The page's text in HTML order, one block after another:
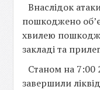
Внаслідок
пошкоджено
хвилею
закладі та
Станом на 7:00
завершили